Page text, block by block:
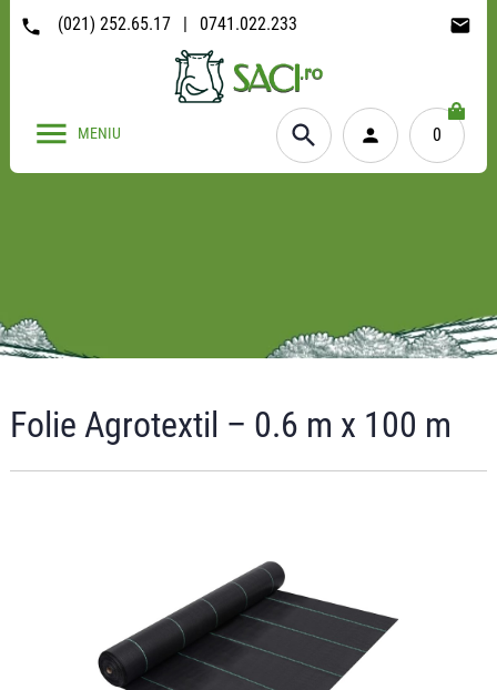
(021) 252.65.17 | 0741.022.233
MENIU 0
Folie Agrotextil – 0.6 m x 100 m